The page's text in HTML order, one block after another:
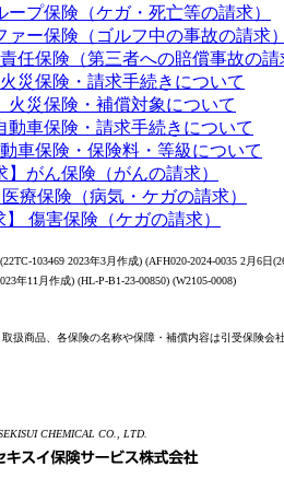
ープ保険（ケガ・死亡等の請求）
ァー保険（ゴルフ中の事故の請求）
任保険（第三者への賠償事故の請
災保険・請求手続きについて
火災保険・補償対象について
動車保険・請求手続きについて
車保険・保険料・等級について
】がん保険（がんの請求）
療保険（病気・ケガの請求）
】 傷害保険（ケガの請求）
103469 2023年3月作成) (AFH020-2024-0035 2月6日
年11月作成) (HL-P-B1-23-00850) (W2105-0008)
扱商品、各保険の名称や保障・補償内容は引受保険会
CHEMICAL CO., LTD.